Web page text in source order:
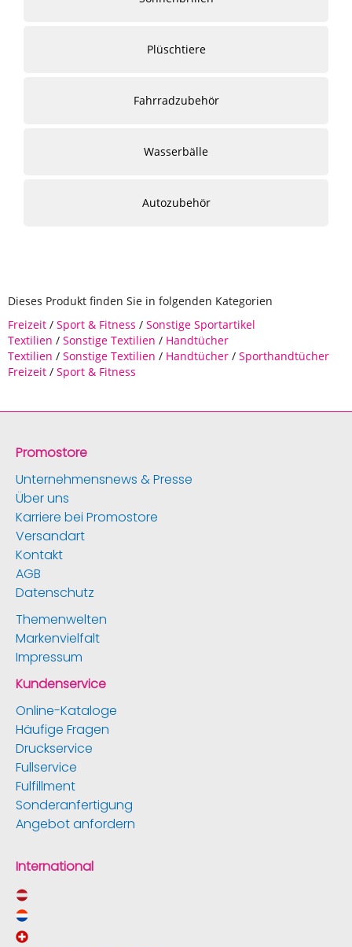
Plüschtiere
Fahrradzubehör
Wasserbälle
Autozubehör
Dieses Produkt finden Sie in folgenden Kategorien
Freizeit / Sport & Fitness / Sonstige Sportartikel
Textilien / Sonstige Textilien / Handtücher
Textilien / Sonstige Textilien / Handtücher / Sporthandtücher
Freizeit / Sport & Fitness
Promostore
Unternehmensnews & Presse
Über uns
Karriere bei Promostore
Versandart
Kontakt
AGB
Datenschutz
Themenwelten
Markenvielfalt
Impressum
Kundenservice
Online-Kataloge
Häufige Fragen
Druckservice
Fullservice
Fulfillment
Sonderanfertigung
Angebot anfordern
International